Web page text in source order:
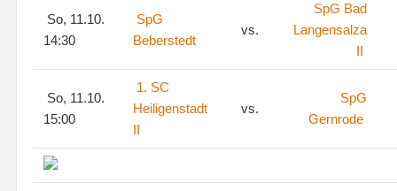
So, 11.10.
14:30
SpG
Beberstedt
vs.
SpG Bad
Langensalza
II
So, 11.10.
15:00
1. SC
Heiligenstadt
II
vs.
SpG
Gernrode